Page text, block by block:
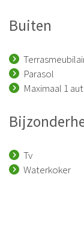
Buiten
Parasol
Maximaal 1
Tv
Waterkoker